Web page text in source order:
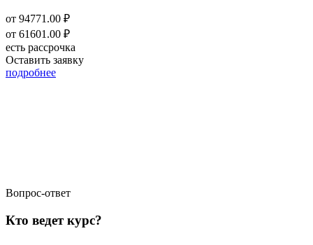
от 94771.00 ₽
от 61601.00 ₽
есть рассрочка
Оставить заявку
подробнее
Вопрос-ответ
Кто ведет курс?